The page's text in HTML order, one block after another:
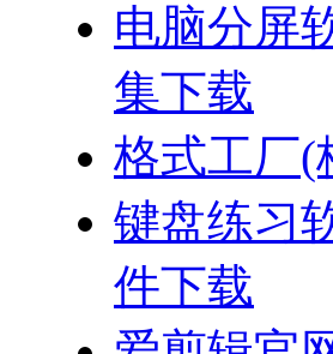
电脑分屏
集下载
格式工厂(
键盘练习
件下载